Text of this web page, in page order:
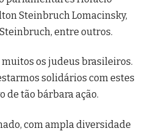
Steinbruch Lomacinsky,
entre outros.
muitos os judeus brasileiros.
solidários com estes
de tão bárbara ação.
com ampla diversidade